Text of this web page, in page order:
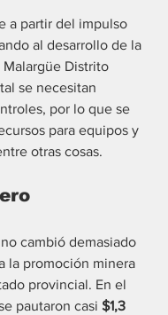
a partir del impulso
al desarrollo de la
Distrito
se necesitan
por lo que se
para equipos y
otras cosas.
cambió demasiado
la promoción minera
provincial. En el
pautaron casi $1,3